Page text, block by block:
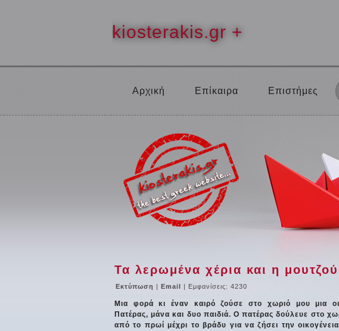
kiosterakis.gr +
Αρχική Επίκαιρα Επιστήμες
Τα λερωμένα χέρια και η
Εκτύπωση | Email | Εμφανίσεις: 4230
Μια φορά κι έναν καιρό ζούσε στο χωριό μου μια
Πατέρας, μάνα και δυο παιδιά. Ο πατέρας δούλευε στο
από το πρωί μέχρι το βράδυ για να ζήσει την